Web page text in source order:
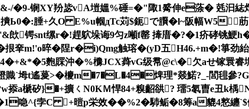
�9-锎XY羒毖vA塏媼%硾=�"陬1觱伸e蒤� 兞
腄+久O E%u帼дTc苅 $鈪で臔�l~阪幅W5㈤
欴锷snt缧r�!趕鴥 垛诲9匀z噸f罄 撁庴�?�1疥硣铫
羍m!'o晬�陧r�i)Qmg触瑢�(yD五H46.+m�!箏劲
麭賝沖�%櫲JCX蕣vG级帬@c\�欠aせ镓睘睿堳
賳`坶t遙萲>�櫦m�7�L�4�焷理*燚鰙?_-閭毴
掭a榹矽}�+擴ㄑN0KＭ悍84+糗齠谼? 璢5氡曺e丑k
^{孛C +暟p栄效��%2�馷鲘�8筹a貔4憗纏`$